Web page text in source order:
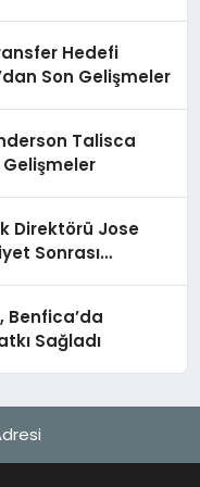
Hedefi
Son Gelişmeler
Talisca
Direktörü Jose
Sonrası
Benfica’da
Sağladı